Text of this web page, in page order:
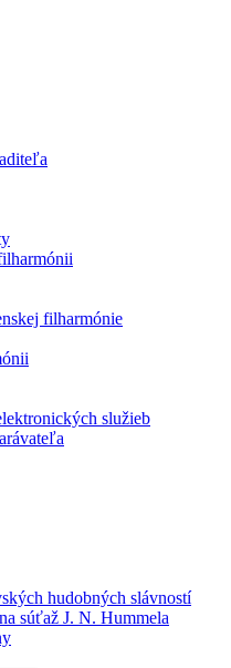
filharmónie
služieb
hudobných slávností
súťaž J. N. Hummela